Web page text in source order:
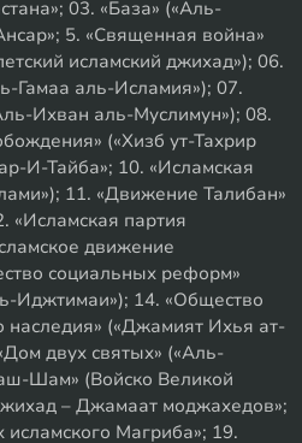
03. «База» («Аль-
5. «Священная война»
исламский джихад»); 06.
Гамаа аль-Исламия»); 07.
Ихван аль-Муслимун»); 08.
(«Хизб ут-Тахрир
И-Тайба»; 10. «Исламская
11. «Движение Талибан»
партия
движение
социальных реформ»
Иджтимаи»); 14. «Общество
наследия» («Джамият Ихья ат-
двух святых» («Аль-
Шам» (Войско Великой
– Джамаат моджахедов»;
Магриба»; 19.